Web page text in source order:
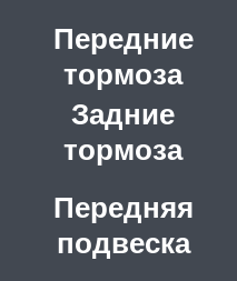
Передние
тормоза
Задние
тормоза
Передняя
подвеска